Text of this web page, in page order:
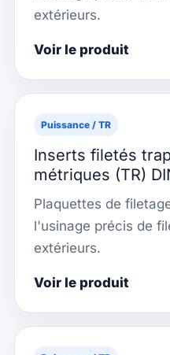
extérieurs.
Voir le produit
Puissance / TR
Inserts filetés
métriques (TR)
Plaquettes de
l'usinage précis de
extérieurs.
Voir le produit